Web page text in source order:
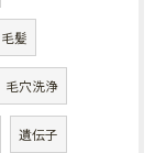
毛髪
毛穴洗浄
遺伝子